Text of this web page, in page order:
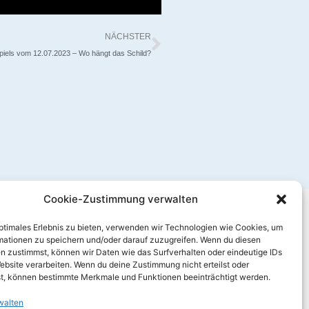
Cookie-Zustimmung verwalten
Erlebnis zu bieten, verwenden wir Technologien wie Cookies, um
zu speichern und/oder darauf zuzugreifen. Wenn du diesen
zustimmst, können wir Daten wie das Surfverhalten oder eindeutige IDs
verarbeiten. Wenn du deine Zustimmung nicht erteilst oder
können bestimmte Merkmale und Funktionen beeinträchtigt werden.
NÄCHSTER
vom 12.07.2023 – Wo hängt das Schild?
Nächster